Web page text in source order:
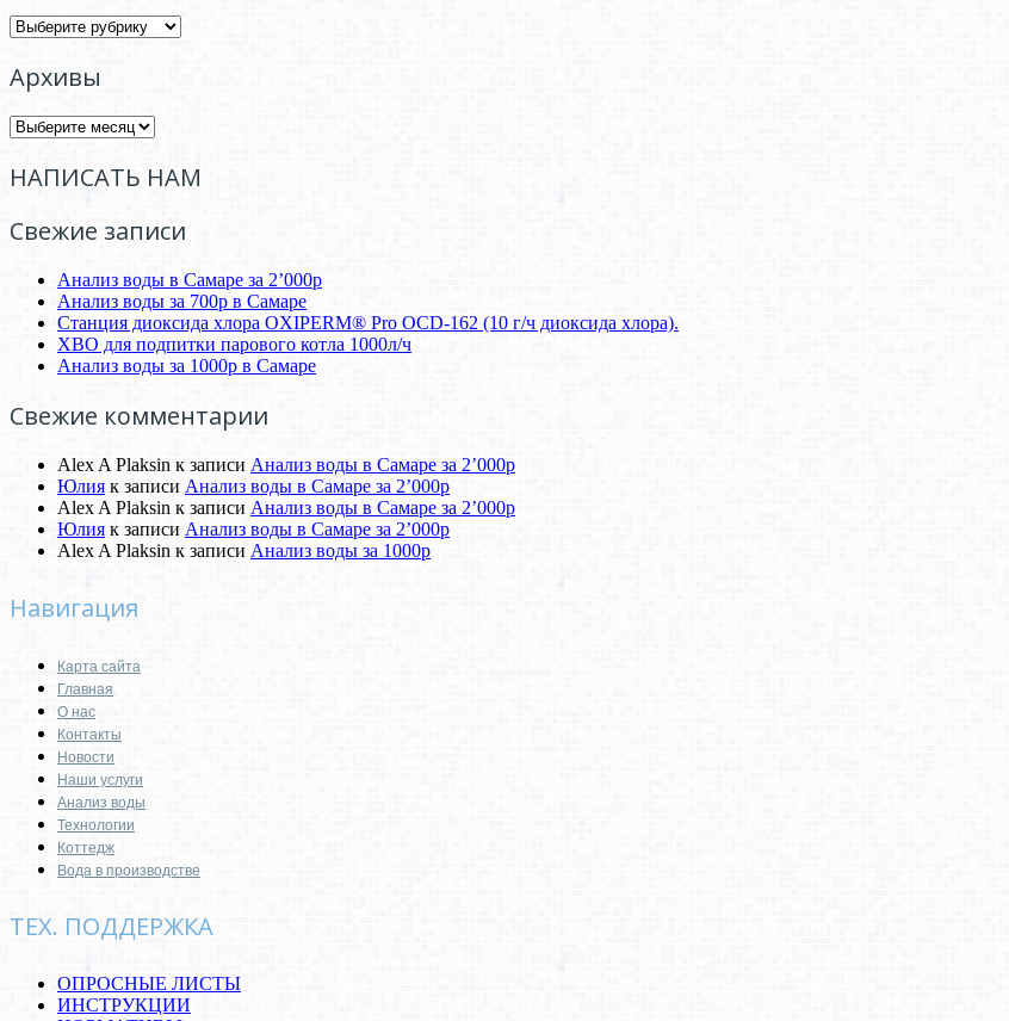
Рубрики
Архивы
Архивы
НАПИСАТЬ НАМ
Свежие записи
Анализ воды в Самаре за 2’000р
Анализ воды за 700р в Самаре
Станция диоксида хлора OXIPERM® Pro OCD-162 (10 г/ч диоксида хлора).
ХВО для подпитки парового котла 1000л/ч
Анализ воды за 1000р в Самаре
Свежие комментарии
Alex A Plaksin к записи Анализ воды в Самаре за 2’000р
Юлия к записи Анализ воды в Самаре за 2’000р
Alex A Plaksin к записи Анализ воды в Самаре за 2’000р
Юлия к записи Анализ воды в Самаре за 2’000р
Alex A Plaksin к записи Анализ воды за 1000р
Навигация
Карта сайта
Главная
О нас
Контакты
Новости
Наши услуги
Анализ воды
Технологии
Коттедж
Вода в производстве
ТЕХ. ПОДДЕРЖКА
ОПРОСНЫЕ ЛИСТЫ
ИНСТРУКЦИИ